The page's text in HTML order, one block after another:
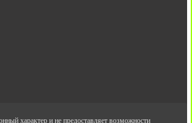
характер и не предоставляет возможности